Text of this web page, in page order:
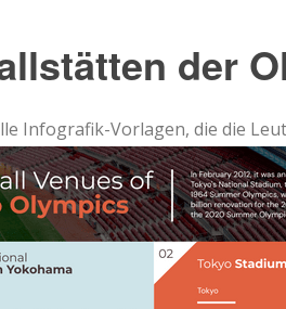
der
Infografik-Vorlagen, die die